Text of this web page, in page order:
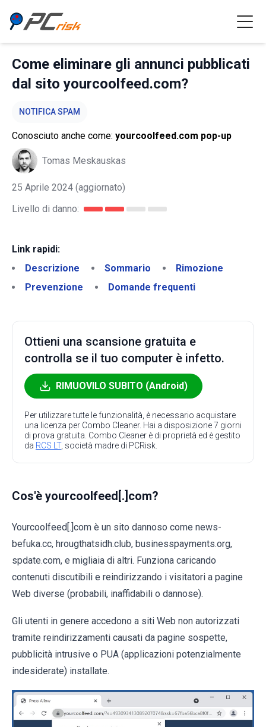
Come eliminare gli annunci pubblicati
dal sito yourcoolfeed.com?
NOTIFICA SPAM
Conosciuto anche come: yourcoolfeed.com pop-up
Tomas Meskauskas
25 Aprile 2024 (aggiornato)
Livello di danno:
Link rapidi:
Descrizione
Sommario
Rimozione
Prevenzione
Domande frequenti
Ottieni una scansione gratuita e
controlla se il tuo computer è infetto.
RIMUOVILO SUBITO (Android)
Per utilizzare tutte le funzionalità, è necessario acquistare
una licenza per Combo Cleaner. Hai a disposizione 7 giorni
di prova gratuita. Combo Cleaner è di proprietà ed è gestito
da RCS LT, società madre di PCRisk.
Cos'è yourcoolfeed[.]com?
Yourcoolfeed[.]com è un sito dannoso come news-
befuka.cc, hrougthatsidh.club, businesspayments.org,
spdate.com, e migliaia di altri. Funziona caricando
contenuti discutibili e reindirizzando i visitatori a pagine
Web diverse (probabili, inaffidabili o dannose).
Gli utenti in genere accedono a siti Web non autorizzati
tramite reindirizzamenti causati da pagine sospette,
pubblicità intrusive o PUA (applicazioni potenzialmente
indesiderate) installate.